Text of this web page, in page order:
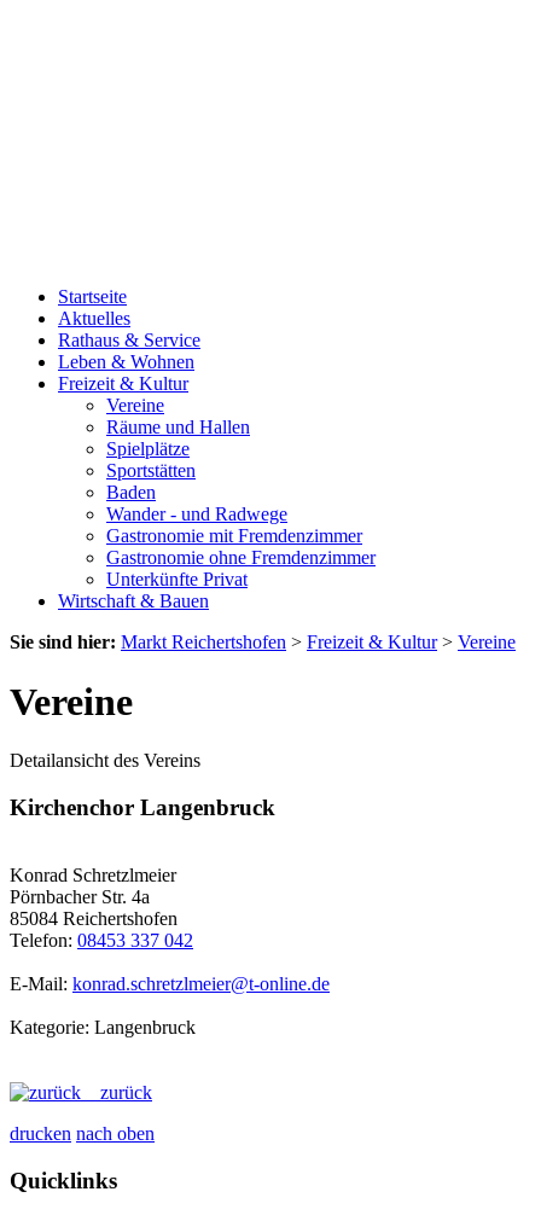
Startseite
Aktuelles
Rathaus & Service
Leben & Wohnen
Freizeit & Kultur
Vereine
Räume und Hallen
Spielplätze
Sportstätten
Baden
Wander - und Radwege
Gastronomie mit Fremdenzimmer
Gastronomie ohne Fremdenzimmer
Unterkünfte Privat
Wirtschaft & Bauen
Sie sind hier: Markt Reichertshofen > Freizeit & Kultur> Vereine
Vereine
Detailansicht des Vereins
Kirchenchor Langenbruck
Konrad Schretzlmeier
Pörnbacher Str. 4a
85084 Reichertshofen
Telefon: 08453 337 042
E-Mail: konrad.schretzlmeier@t-online.de
Kategorie: Langenbruck
zurück
drucken nach oben
Quicklinks